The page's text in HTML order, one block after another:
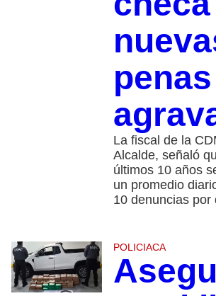
La fiscal de la
Alcalde, señaló
últimos 10 años
un promedio
10 denuncias por
POLICIACA